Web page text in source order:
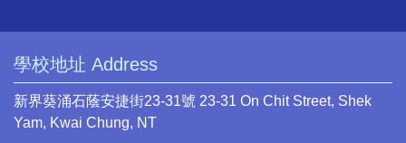
學校地址 Address
新界葵涌石蔭安捷街23-31號 23-31 On Chit Street, Shek
Yam, Kwai Chung, NT